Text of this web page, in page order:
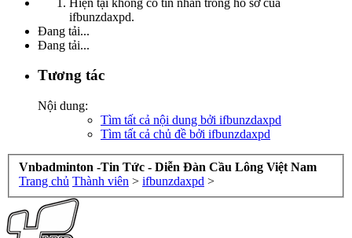
ifbunzdaxpd.
Đang tải...
Đang tải...
Tương tác
Nội dung:
Tìm tất cả nội dung bởi ifbunzdaxpd
Tìm tất cả chủ đề bởi ifbunzdaxpd
Vnbadminton -Tin Tức - Diễn Đàn Cầu Lông Việt Nam
Trang chủ Thành viên > ifbunzdaxpd >